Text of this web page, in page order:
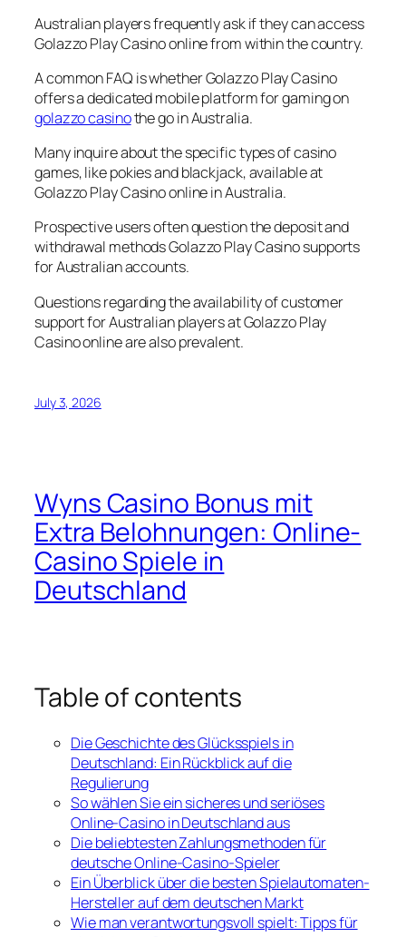
Australian players frequently ask if they can access
Golazzo Play Casino online from within the country.
A common FAQ is whether Golazzo Play Casino
offers a dedicated mobile platform for gaming on
golazzo casinothe go in Australia.
Many inquire about the specific types of casino
games, like pokies and blackjack, available at
Golazzo Play Casino online in Australia.
Prospective users often question the deposit and
withdrawal methods Golazzo Play Casino supports
for Australian accounts.
Questions regarding the availability of customer
support for Australian players at Golazzo Play
Casino online are also prevalent.
July 3, 2026
Wyns Casino Bonus mit
Extra Belohnungen: Online-
Casino Spiele in
Deutschland
Table of contents
Die Geschichte des Glücksspiels in
Deutschland: Ein Rückblick auf die
Regulierung
So wählen Sie ein sicheres und seriöses
Online-Casino in Deutschland aus
Die beliebtesten Zahlungsmethoden für
deutsche Online-Casino-Spieler
Ein Überblick über die besten Spielautomaten-
Hersteller auf dem deutschen Markt
Wie man verantwortungsvoll spielt: Tipps für